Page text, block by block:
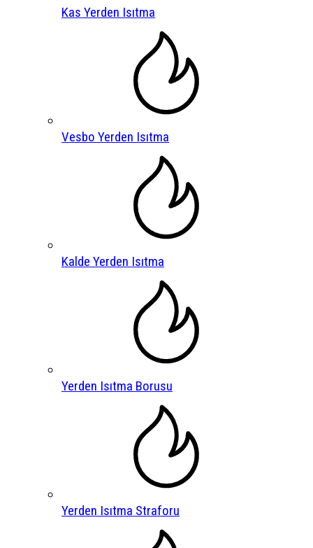
Kas Yerden Isıtma
Vesbo Yerden Isıtma
Kalde Yerden Isıtma
Yerden Isıtma Borusu
Yerden Isıtma Straforu